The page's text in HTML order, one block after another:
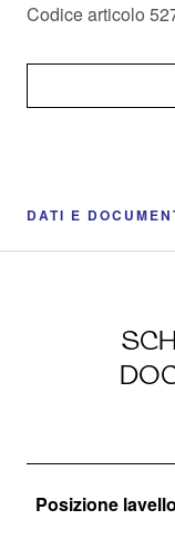
Codice articolo
DATI E
Posizione lavello